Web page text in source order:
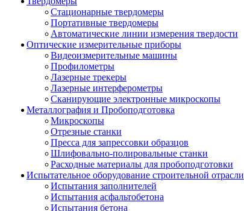
Стационарные твердомеры
Портативные твердомеры
Автоматические линии измерения твердости
Оптические измерительные приборы
Видеоизмерительные машины
Профилометры
Лазерные трекеры
Лазерные интерферометры
Сканирующие электронные микроскопы
Металлография и Пробоподготовка
Микроскопы
Отрезные станки
Пресса для запрессовки образцов
Шлифовально-полировальные станки
Расходные материалы для пробоподготовки
Испытательное оборудование строительной отрасли
Испытания заполнителей
Испытания асфальтобетона
Испытания бетона